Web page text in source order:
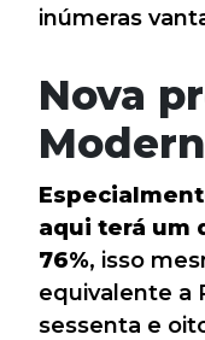
inúmeras
Nova
aqui terá um
76%, isso
equivalente a
sessenta e